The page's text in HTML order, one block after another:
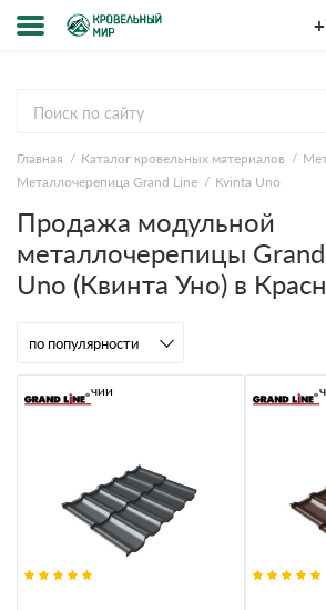
компании
и оплата
ответы
Главная Каталог кровельных материалов
Металлочерепица Grand Line
Kvinta Uno
Продажа модульной
металлочерепицы
Uno (Квинта Уно) в
В наличии В